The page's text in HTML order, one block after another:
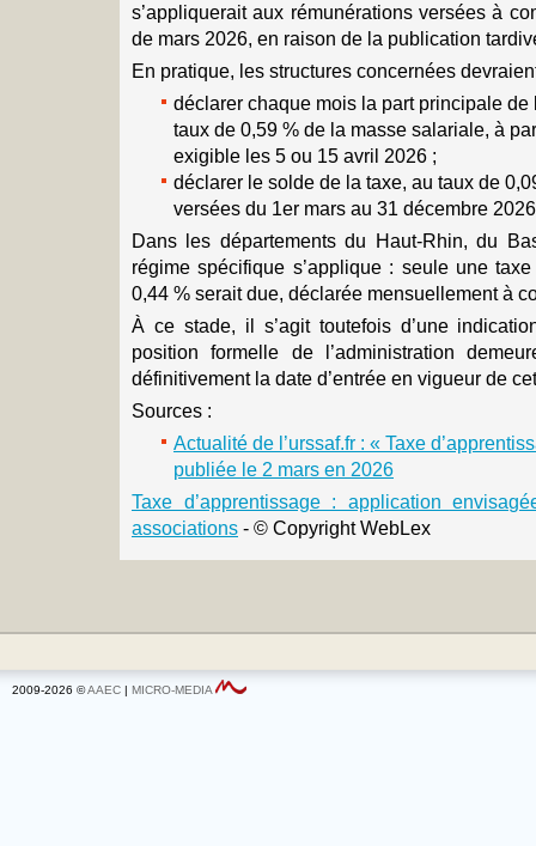
s’appliquerait aux rémunérations versées à
de mars 2026, en raison de la publication
En pratique, les structures concernées
déclarer chaque mois la part principale de
taux de 0,59 % de la masse salariale, à
exigible les 5 ou 15 avril 2026 ;
déclarer le solde de la taxe, au taux de
versées du 1er mars au 31 décembre
Dans les départements du Haut-Rhin, du
régime spécifique s’applique : seule une
0,44 % serait due, déclarée mensuellement à
À ce stade, il s’agit toutefois d’une
position formelle de l’administration
définitivement la date d’entrée en vigueur de
Sources :
Actualité de l’urssaf.fr : « Taxe
publiée le 2 mars en 2026
Taxe d’apprentissage : application
associations - © Copyright WebLex
2009-2026 ©AAEC | MICRO-MEDIA